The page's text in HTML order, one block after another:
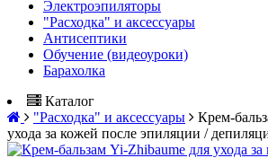
Электроэпиляторы
"Расходка" и аксессуары
Антисептики
Обучение (видеоуроки)
Барахолка
Каталог
"Расходка" и аксессуары
Крем-
ухода за кожей после эпиляции /